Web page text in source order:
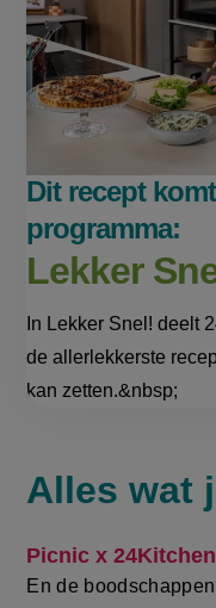
link)
Dit recept
programma:
Lekker
In Lekker Snel! deelt
de allerlekkerste
kan zetten.&nbsp;
FAQ
Alles wat
Picnic x 24Kitchen
En de